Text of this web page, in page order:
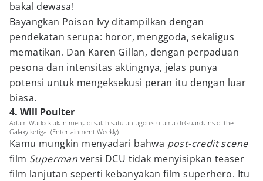
bakal dewasa!
Bayangkan Poison Ivy ditampilkan dengan
pendekatan serupa: horor, menggoda, sekaligus
mematikan. Dan Karen Gillan, dengan perpaduan
pesona dan intensitas aktingnya, jelas punya
potensi untuk mengeksekusi peran itu dengan luar
biasa.
4. Will Poulter
Adam Warlock akan menjadi salah satu antagonis utama di Guardians of the
Galaxy ketiga. (Entertainment Weekly)
Kamu mungkin menyadari bahwa post-credit scene
film Superman versi DCU tidak menyisipkan teaser
film lanjutan seperti kebanyakan film superhero. Itu